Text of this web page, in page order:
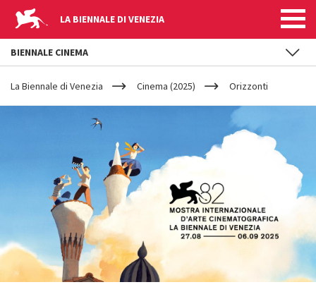
LA BIENNALE DI VENEZIA
YOUR
ARE
HERE
La Biennale di Venezia Cinema (2025) Orizzonti
BIENNALE CINEMA